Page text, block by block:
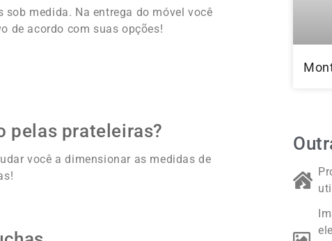
medida. Na entrega do móvel você
de acordo com suas opções!
pelas prateleiras?
você a dimensionar as medidas de